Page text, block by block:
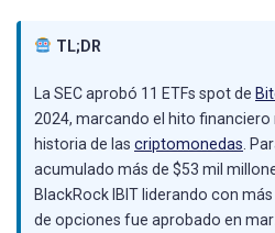
TL;DR
La SEC aprobó 11 ETFs spot de
2024, marcando el hito
historia de las criptomonedas.
acumulado más de $53 mil
BlackRock IBIT liderando con más
de opciones fue aprobado en